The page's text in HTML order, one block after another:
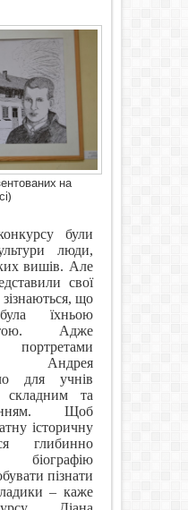
на
були
люди,
вишів. Але
свої
що
їхньою
Адже
Андрея
для учнів
складним та
Щоб
історичну
глибинно
пізнати
– каже